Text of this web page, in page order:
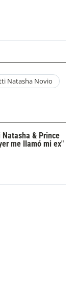
Natasha Novio
& Prince
me llamó mi ex"